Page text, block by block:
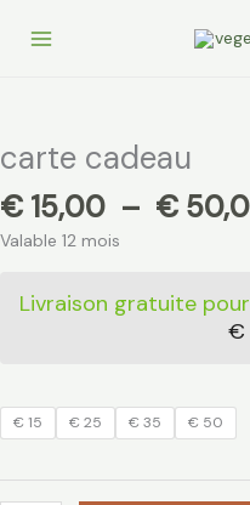
carte cadeau
€ 15,00 – €
Valable 12 mois
Livraison gratuite
€
€ 15 € 25 € 35 € 50
cadeau